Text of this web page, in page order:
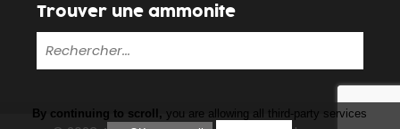
Trouver une ammonite
By continuing to scroll, you are allowing all third-party services